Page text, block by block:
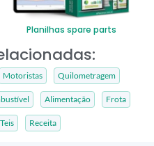
Planilhas spare parts
Motoristas Quilometragem
Alimentação Frota
Receita